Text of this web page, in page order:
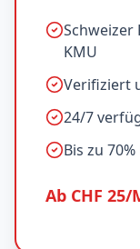
Schweizer
KMU
Verifiziert
24/7
Bis zu
Ab CHF